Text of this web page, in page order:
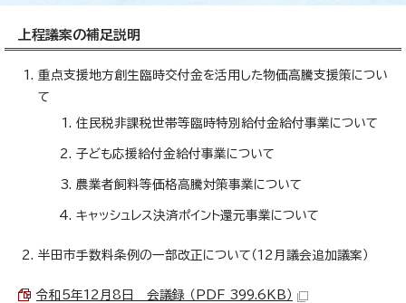
上程議案の補足説明
重点支援地方創生臨時交付金を活用した物価高騰支援策につい
て
住民税非課税世帯等臨時特別給付金給付事業について
子ども応援給付金給付事業について
農業者飼料等価格高騰対策事業について
キャッシュレス決済ポイント還元事業について
半田市手数料条例の一部改正について（12月議会追加議案）
令和5年12月8日 会議録 （PDF 399.6KB）